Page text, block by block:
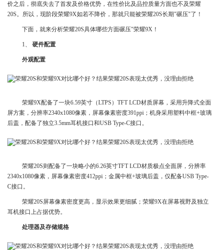
价之后，彻底失去了首发及价格优势，在性价比及品控质量方面也不及荣耀
20S。所以，现阶段荣耀9X如若不降价，那就只能被荣耀20S长期"碾压"了！
下面，就来分析荣耀20S具体哪些方面碾压"荣耀9X！
1、 硬件配置
外观配置
荣耀9X配备了一块6.59英寸（LTPS）TFT LCD材质屏幕，采用升降式全面
屏方案，分辨率2340x1080像素，屏幕像素密度391ppi；机身采用塑料中框+玻璃
后盖，配备了独立3.5mm耳机接口和USB Type-C接口。
荣耀20S则配备了一块略小的6.26英寸TFT LCD材质极点全面屏，分辨率
2340x1080像素，屏幕像素密度412ppi；金属中框+玻璃后盖，仅配备USB Type-
C接口。
荣耀20S屏幕像素密度更高，显示效果更细腻；荣耀9X在屏幕视野及独立
耳机接口上占据优势。
处理器及存储规格